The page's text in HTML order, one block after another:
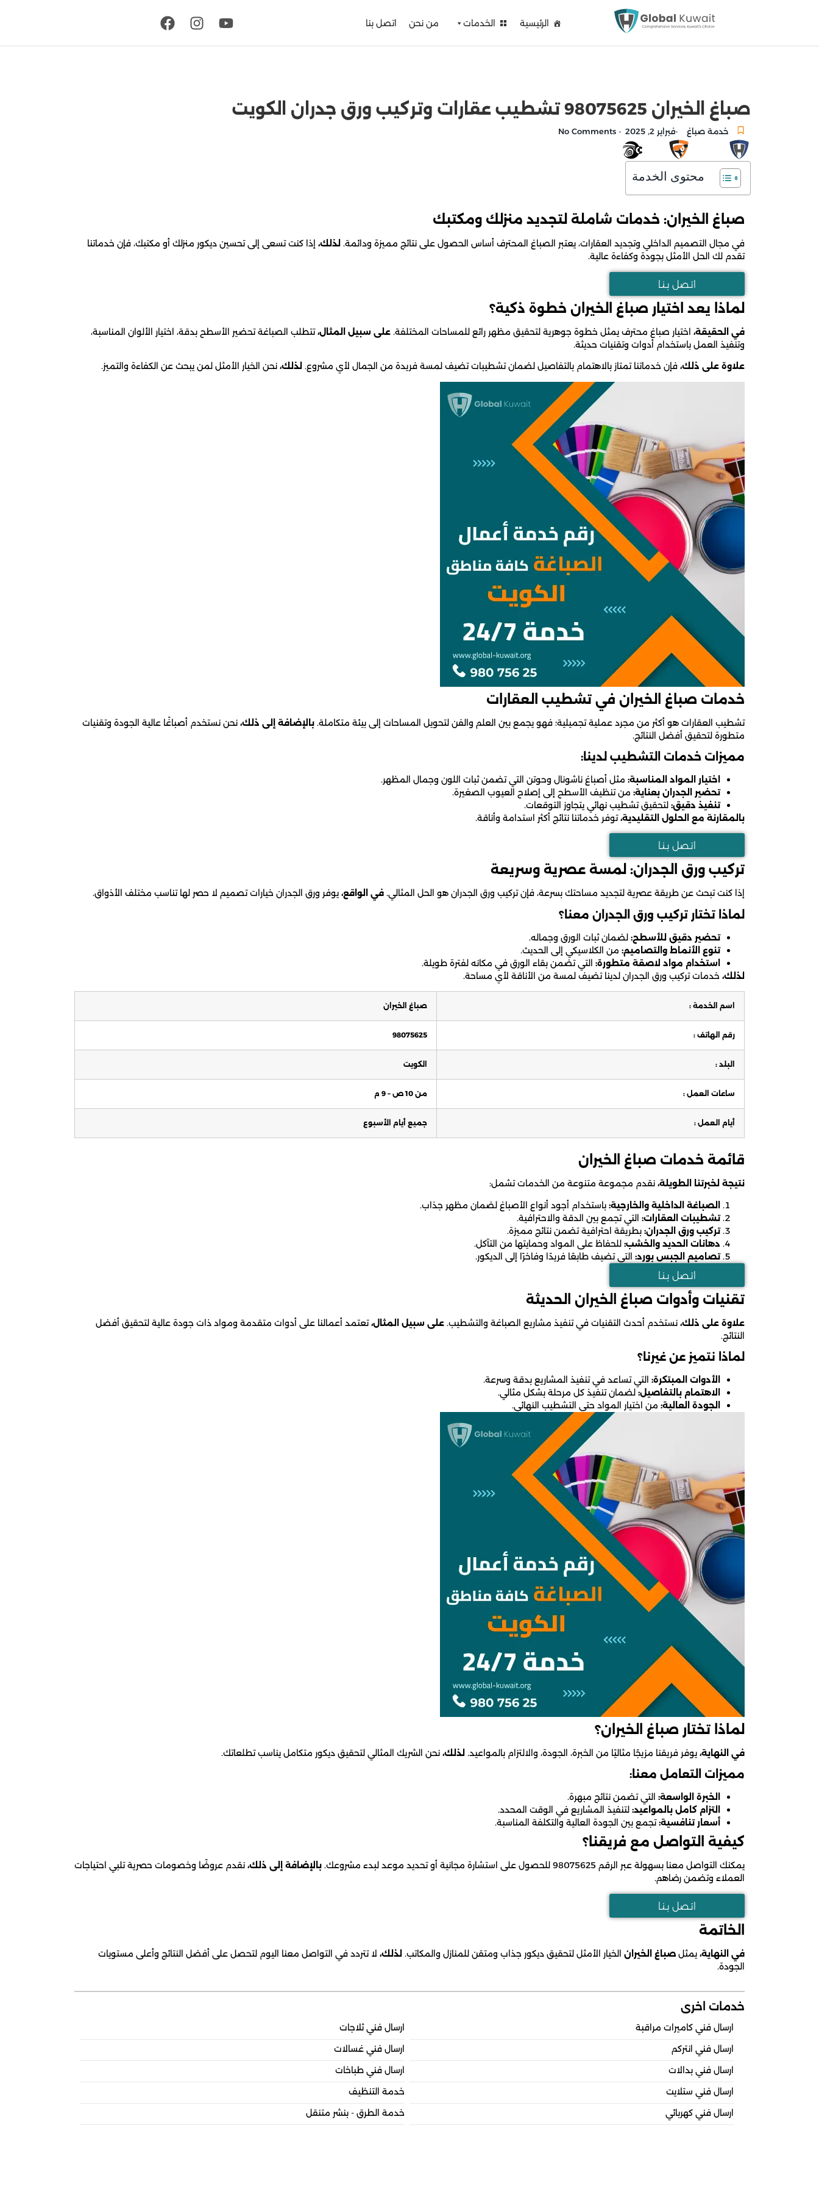
الرئيسية الخدمات من نحن اتصل بنا
صباغ الخيران 98075625 تشطيب عقارات وتركيب ورق جدران الكويت
خدمة صباغ -فبراير 2, 2025 -
محتوى الخدمة
صباغ الخيران: خدمات شاملة لتجديد منزلك ومكتبك
في مجال التصميم الداخلي وتجديد العقارات، يعتبر الصباغ المحترف أساس الحصول على نتائج مميزة ودائمة. لذلك، إذا كنت تسعى إلى تحسين ديكور منزلك أو مكتبك، فإن خدماتنا
تقدم لك الحل الأمثل بجودة وكفاءة عالية.
اتـصل بـنـا
لماذا يعد اختيار صباغ الخيران خطوة ذكية؟
في الحقيقة، اختيار صباغ محترف يمثل خطوة جوهرية لتحقيق مظهر رائع للمساحات المختلفة. على سبيل المثال،تتطلب الصباغة تحضير الأسطح بدقة، اختيار الألوان المناسبة،
وتنفيذ العمل باستخدام أدوات وتقنيات حديثة.
علاوة على ذلك، فإن خدماتنا تمتاز بالاهتمام بالتفاصيل لضمان تشطيبات تضيف لمسة فريدة من الجمال لأي مشروع. لذلك، نحن الخيار الأمثل لمن يبحث عن الكفاءة والتميز.
خدمات صباغ الخيران في تشطيب العقارات
تشطيب العقارات هو أكثر من مجرد عملية تجميلية؛ فهو يجمع بين العلم والفن لتحويل المساحات إلى بيئة متكاملة. بالإضافة إلى ذلك، نحن نستخدم أصباغًا عالية الجودة وتقنيات
متطورة لتحقيق أفضل النتائج.
مميزات خدمات التشطيب لدينا:
اختيار المواد المناسبة: مثل أصباغ ناشونال وحوتن التي تضمن ثبات اللون وجمال المظهر.
تحضير الجدران بعناية: من تنظيف الأسطح إلى إصلاح العيوب الصغيرة.
تنفيذ دقيق: لتحقيق تشطيب نهائي يتجاوز التوقعات.
بالمقارنة مع الحلول التقليدية،توفر خدماتنا نتائج أكثر استدامة وأناقة.
اتـصل بـنـا
تركيب ورق الجدران: لمسة عصرية وسريعة
إذا كنت تبحث عن طريقة عصرية لتجديد مساحتك بسرعة، فإن تركيب ورق الجدران هو الحل المثالي. في الواقع، يوفر ورق الجدران خيارات تصميم لا حصر لها تناسب مختلف الأذواق.
لماذا تختار تركيب ورق الجدران معنا؟
تحضير دقيق للأسطح: لضمان ثبات الورق وجماله.
تنوع الأنماط والتصاميم: من الكلاسيكي إلى الحديث.
استخدام مواد لاصقة متطورة: التي تضمن بقاء الورق في مكانه لفترة طويلة.
لذلك، خدمات تركيب ورق الجدران لدينا تضيف لمسة من الأناقة لأي مساحة.
اسم الخدمة : صباغ الخيران
رقم الهاتف : 98075625
البلد : الكويت
ساعات العمل : من 10 ص – 9 م
أيام العمل : جميع أيام الأسبوع
قائمة خدمات صباغ الخيران
نتيجة لخبرتنا الطويلة، نقدم مجموعة متنوعة من الخدمات تشمل:
الصباغة الداخلية والخارجية: باستخدام أجود أنواع الأصباغ لضمان مظهر جذاب.
تشطيبات العقارات: التي تجمع بين الدقة والاحترافية.
تركيب ورق الجدران: بطريقة احترافية تضمن نتائج مميزة.
دهانات الحديد والخشب: للحفاظ على المواد وحمايتها من التآكل.
تصاميم الجبس بورد: التي تضيف طابعًا فريدًا وفاخرًا إلى الديكور.
اتـصل بـنـا
تقنيات وأدوات صباغ الخيران الحديثة
علاوة على ذلك، نستخدم أحدث التقنيات في تنفيذ مشاريع الصباغة والتشطيب. على سبيل المثال،تعتمد أعمالنا على أدوات متقدمة ومواد ذات جودة عالية لتحقيق أفضل
النتائج.
لماذا نتميز عن غيرنا؟
الأدوات المبتكرة: التي تساعد في تنفيذ المشاريع بدقة وسرعة.
الاهتمام بالتفاصيل: لضمان تنفيذ كل مرحلة بشكل مثالي.
الجودة العالية: من اختيار المواد حتى التشطيب النهائي.
لماذا تختار صباغ الخيران؟
في النهاية، يوفر فريقنا مزيجًا مثاليًا من الخبرة، الجودة، والالتزام بالمواعيد. لذلك، نحن الشريك المثالي لتحقيق ديكور متكامل يناسب تطلعاتك.
مميزات التعامل معنا:
الخبرة الواسعة: التي تضمن نتائج مبهرة.
التزام كامل بالمواعيد: لتنفيذ المشاريع في الوقت المحدد.
أسعار تنافسية:تجمع بين الجودة العالية والتكلفة المناسبة.
كيفية التواصل مع فريقنا؟
يمكنك التواصل معنا بسهولة عبر الرقم 98075625 للحصول على استشارة مجانية أو تحديد موعد لبدء مشروعك. بالإضافة إلى ذلك، نقدم عروضًا وخصومات حصرية تلبي احتياجات
العملاء وتضمن رضاهم.
اتـصل بـنـا
الخاتمة
في النهاية، يمثل صباغ الخيران الخيار الأمثل لتحقيق ديكور جذاب ومتقن للمنازل والمكاتب. لذلك، لا تتردد في التواصل معنا اليوم لتحصل على أفضل النتائج وأعلى مستويات
الجودة.
خدمات اخرى
ارسال فني كاميرات مراقبة
ارسال فني انتركم
ارسال فني بدالات
ارسال فني ستلايت
ارسال فني كهربائي
ارسال فني ثلاجات
ارسال فني غسالات
ارسال فني طباخات
خدمة التنظيف
خدمة الطرق - بنشر متنقل